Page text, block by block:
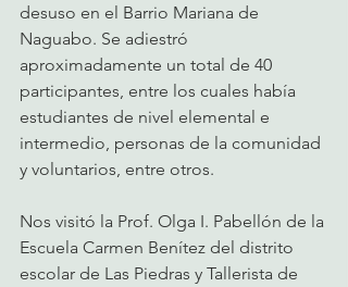
desuso en el Barrio Mariana de
Naguabo. Se adiestró
aproximadamente un total de 40
participantes, entre los cuales había
estudiantes de nivel elemental e
intermedio, personas de la comunidad
y voluntarios, entre otros.
Nos visitó la Prof. Olga I. Pabellón de la
Escuela Carmen Benítez del distrito
escolar de Las Piedras y Tallerista de